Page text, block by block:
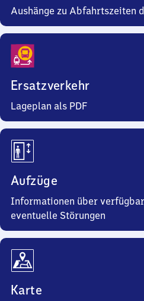
Aushänge zu Abfahrtszeiten
Ersatzverkehr
Lageplan als PDF
Aufzüge
Informationen über
eventuelle Störungen
Karte